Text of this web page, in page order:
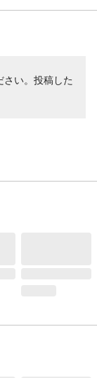
さい。投稿した